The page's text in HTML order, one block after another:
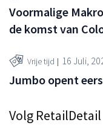
Voormalige
de komst van
Vrije tijd 16 Juli,
Jumbo opent
Volg RetailDetail